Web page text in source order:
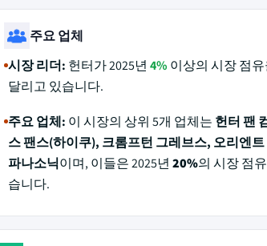
주요 업체
시장 리더: 헌터가 2025년 4% 이상의 시장 점
달리고 있습니다.
주요 업체: 이 시장의 상위 5개 업체는 헌터 팬
스 팬스(하이쿠), 크롬프턴 그레브스, 오리엔
파나소닉이며, 이들은 2025년 20%의 시장 점
습니다.